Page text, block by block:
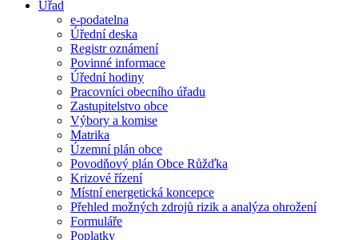
Úřad
e-podatelna
Úřední deska
Registr oznámení
Povinné informace
Úřední hodiny
Pracovníci obecního úřadu
Zastupitelstvo obce
Výbory a komise
Matrika
Územní plán obce
Povodňový plán Obce Růžďka
Krizové řízení
Místní energetická koncepce
Přehled možných zdrojů rizik a analýza ohrožení
Formuláře
Poplatky